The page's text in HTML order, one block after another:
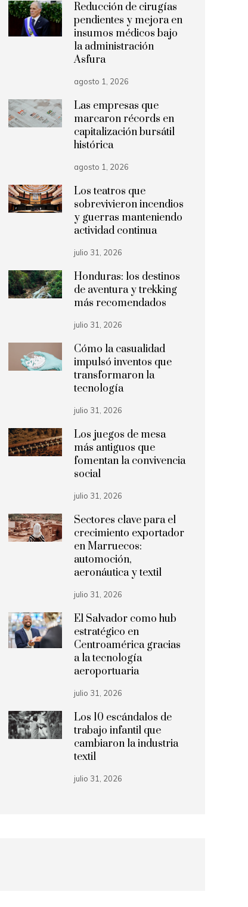
Reducción de cirugías
pendientes y mejora en
insumos médicos bajo
la administración
Asfura
agosto 1, 2026
Las empresas que
marcaron récords en
capitalización bursátil
histórica
agosto 1, 2026
Los teatros que
sobrevivieron incendios
y guerras manteniendo
actividad continua
julio 31, 2026
Honduras: los destinos
de aventura y trekking
más recomendados
julio 31, 2026
Cómo la casualidad
impulsó inventos que
transformaron la
tecnología
julio 31, 2026
Los juegos de mesa
más antiguos que
fomentan la convivencia
social
julio 31, 2026
Sectores clave para el
crecimiento exportador
en Marruecos:
automoción,
aeronáutica y textil
julio 31, 2026
El Salvador como hub
estratégico en
Centroamérica gracias
a la tecnología
aeroportuaria
julio 31, 2026
Los 10 escándalos de
trabajo infantil que
cambiaron la industria
textil
julio 31, 2026